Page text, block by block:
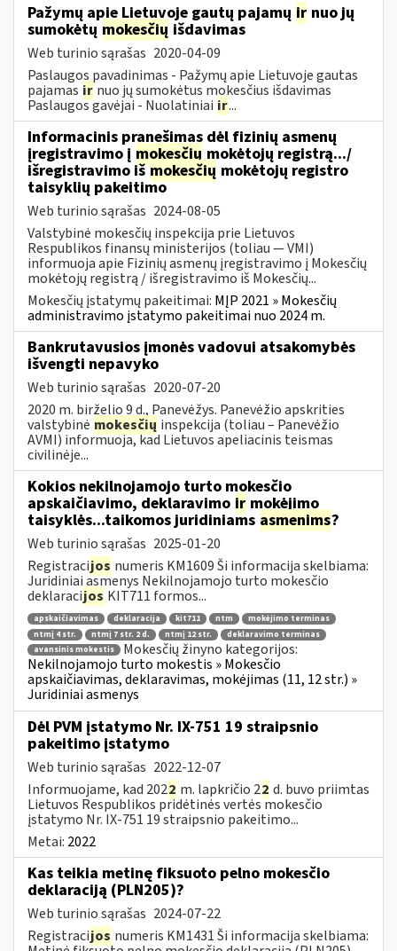
Pažymų apie Lietuvoje gautų pajamų ir nuo jų
sumokėtų mokesčių išdavimas
Web turinio sąrašas 2020-04-09
Paslaugos pavadinimas - Pažymų apie Lietuvoje gautas
pajamas ir nuo jų sumokėtus mokesčius išdavimas
Paslaugos gavėjai - Nuolatiniai ir...
Informacinis pranešimas dėl fizinių asmenų
įregistravimo į mokesčių mokėtojų registrą.../
išregistravimo išmokesčių mokėtojų registro
taisyklių pakeitimo
Web turinio sąrašas 2024-08-05
Valstybinė mokesčių inspekcija prie Lietuvos
Respublikos finansų ministerijos (toliau — VMI)
informuoja apie Fizinių asmenų įregistravimo į Mokesčių
mokėtojų registrą / išregistravimo iš Mokesčių...
Mokesčių įstatymų pakeitimai: MĮP 2021 » Mokesčių
administravimo įstatymo pakeitimai nuo 2024 m.
Bankrutavusios įmonės vadovui atsakomybės
išvengti nepavyko
Web turinio sąrašas 2020-07-20
2020 m. birželio 9 d., Panevėžys. Panevėžio apskrities
valstybinė mokesčių inspekcija (toliau – Panevėžio
AVMI) informuoja, kad Lietuvos apeliacinis teismas
civilinėje...
Kokios nekilnojamojo turto mokesčio
apskaičiavimo, deklaravimo ir mokėjimo
taisyklės...taikomos juridiniams asmenims?
Web turinio sąrašas 2025-01-20
Registracijos numeris KM1609 Ši informacija skelbiama:
Juridiniai asmenys Nekilnojamojo turto mokesčio
deklaracijos KIT711 formos...
apskaičiavimas deklaracija kit711 ntm
mokėjimo terminas
ntmį 4 str.
ntmį 7 str. 2 d. ntmį 12 str.
deklaravimo terminas
avansinis mokestis
Mokesčių žinyno kategorijos:
Nekilnojamojo turto mokestis » Mokesčio
apskaičiavimas, deklaravimas, mokėjimas (11, 12 str.) »
Juridiniai asmenys
Dėl PVM įstatymo Nr. IX-751 19 straipsnio
pakeitimo įstatymo
Web turinio sąrašas 2022-12-07
Informuojame, kad 2022 m. lapkričio 22 d. buvo priimtas
Lietuvos Respublikos pridėtinės vertės mokesčio
įstatymo Nr. IX-751 19 straipsnio pakeitimo...
Metai: 2022
Kas teikia metinę fiksuoto pelno mokesčio
deklaraciją (PLN205)?
Web turinio sąrašas 2024-07-22
Registracijos numeris KM1431 Ši informacija skelbiama: